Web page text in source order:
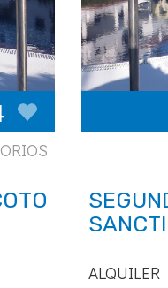
ALQUILER